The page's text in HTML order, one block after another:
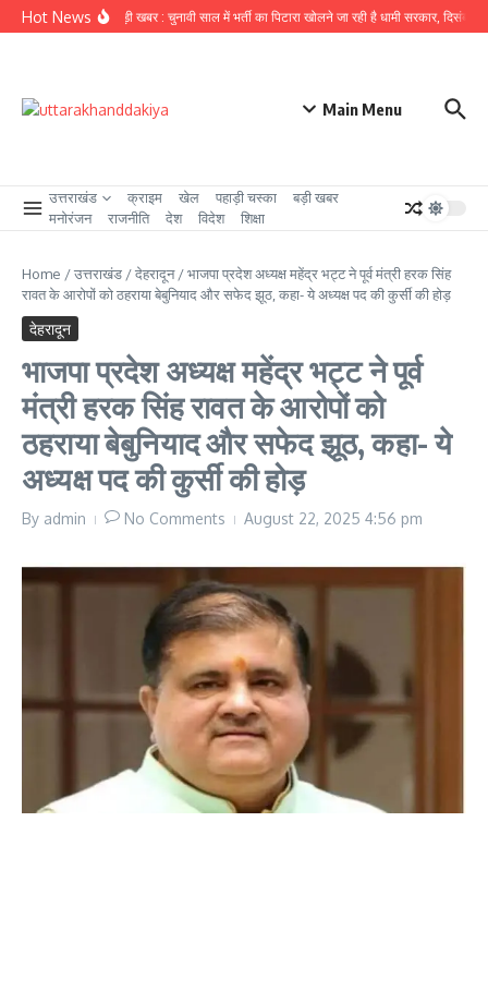
Skip to content
Hot News
उत्तराखंड से बड़ी खबर : चुनावी साल में भर्ती का पिटारा खोलने जा रही है धामी सरकार, दिसंबर से
Main Menu
उत्तराखंड क्राइम खेल पहाड़ी चस्का
बड़ी खबर
मनोरंजन
राजनीति देश विदेश शिक्षा
Home /उत्तराखंड /देहरादून/भाजपा प्रदेश अध्यक्ष महेंद्र भट्ट ने पूर्व मंत्री हरक सिंह
रावत के आरोपों को ठहराया बेबुनियाद और सफेद झूठ, कहा- ये अध्यक्ष पद की कुर्सी की होड़
देहरादून
भाजपा प्रदेश अध्यक्ष महेंद्र भट्ट ने पूर्व
मंत्री हरक सिंह रावत के आरोपों को
ठहराया बेबुनियाद और सफेद झूठ, कहा- ये
अध्यक्ष पद की कुर्सी की होड़
By admin No Comments August 22, 2025 4:56 pm